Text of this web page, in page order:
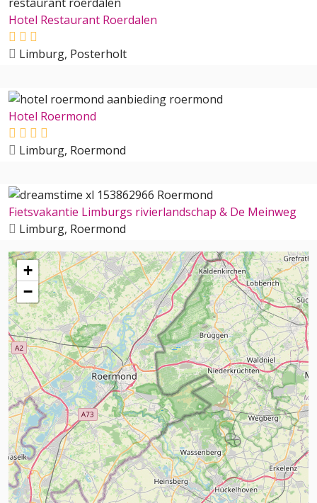
Hotel Restaurant Roerdalen
Limburg, Posterholt
Hotel Roermond
Limburg, Roermond
Fietsvakantie Limburgs rivierlandschap & De Meinweg
Limburg, Roermond
+
−